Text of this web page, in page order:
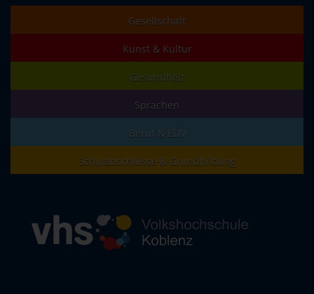
Gesellschaft
Kunst & Kultur
Gesundheit
Sprachen
Beruf & EDV
Schulabschlüsse & Grundbildung